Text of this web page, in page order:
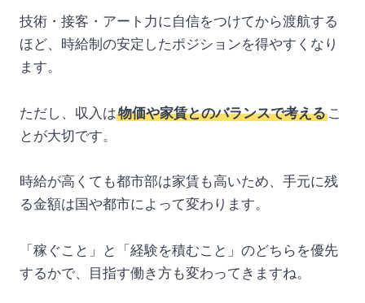
技術・接客・アート力に自信をつけてから渡航する
ほど、時給制の安定したポジションを得やすくなり
ます。
ただし、収入は物価や家賃とのバランスで考えるこ
とが大切です。
時給が高くても都市部は家賃も高いため、手元に残
る金額は国や都市によって変わります。
「稼ぐこと」と「経験を積むこと」のどちらを優先
するかで、目指す働き方も変わってきますね。